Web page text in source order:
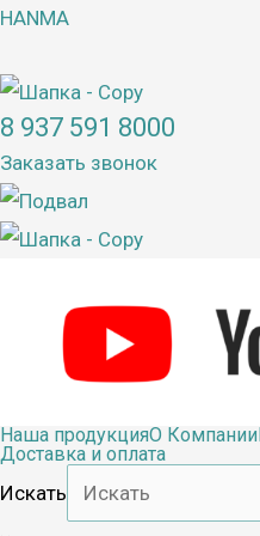
Перейти
содержимому
HANMA
8 937 591 8000
Заказать звонок
Наша продукцияО Компании
Доставка и оплата
Искать